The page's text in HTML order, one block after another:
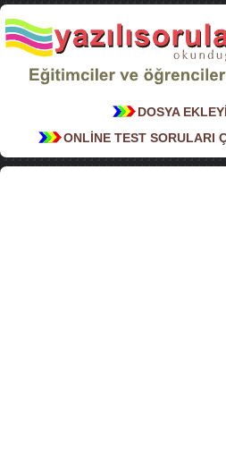
DOSYA
ONLİNE TEST SORULARI